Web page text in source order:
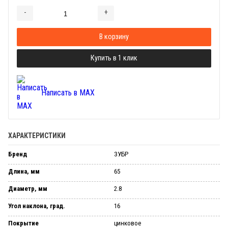
- +
В корзину
Купить в 1 клик
Написать в MAX
ХАРАКТЕРИСТИКИ
Бренд ЗУБР
Длина, мм 65
Диаметр, мм 2.8
Угол наклона, град. 16
Покрытие цинковое